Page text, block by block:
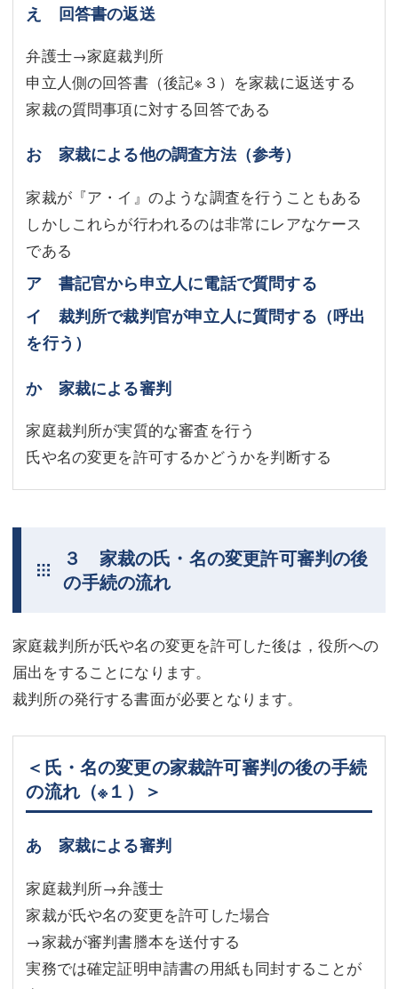
え 回答書の返送
弁護士→家庭裁判所
申立人側の回答書（後記※３ ）を家裁に返送する
家裁の質問事項に対する回答である
お 家裁による他の調査方法（参考）
家裁が『ア・イ』のような調査を行うこともある
しかしこれらが行われるのは非常にレアなケース
である
ア 書記官から申立人に電話で質問する
イ 裁判所で裁判官が申立人に質問する（呼出
を行う）
か 家裁による審判
家庭裁判所が実質的な審査を行う
氏や名の変更を許可するかどうかを判断する
３ 家裁の氏・名の変更許可審判の後
の手続の流れ
家庭裁判所が氏や名の変更を許可した後は，役所への
届出をすることになります。
裁判所の発行する書面が必要となります。
＜氏・名の変更の家裁許可審判の後の手続
の流れ（※１） ＞
あ 家裁による審判
家庭裁判所→弁護士
家裁が氏や名の変更を許可した場合
→家裁が審判書謄本を送付する
実務では確定証明申請書の用紙も同封することが